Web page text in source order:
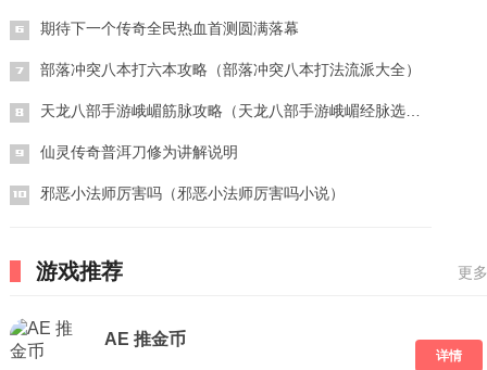
期待下一个传奇全民热血首测圆满落幕
部落冲突八本打六本攻略（部落冲突八本打法流派大全）
天龙八部手游峨嵋筋脉攻略（天龙八部手游峨嵋经脉选什么英雄）
仙灵传奇普洱刀修为讲解说明
邪恶小法师厉害吗（邪恶小法师厉害吗小说）
游戏推荐 更
AE 推金币
详情